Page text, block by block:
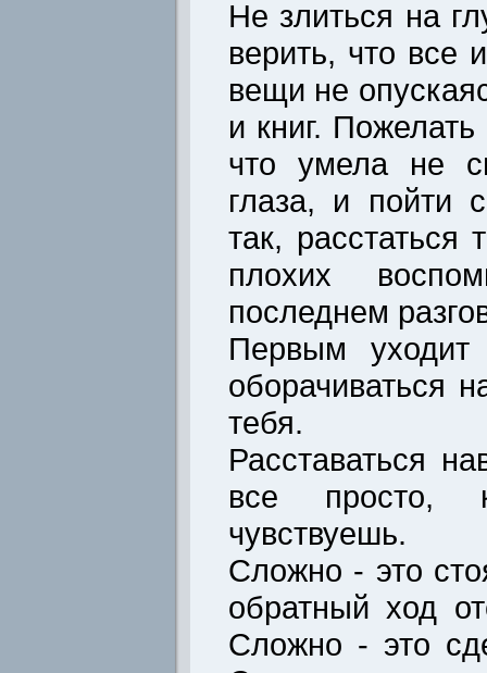
Не злиться на
верить, что все
вещи не
и книг.
что умела не
глаза, и пойти
так,
плохих
последнем
Первым
оборачиваться
тебя.
Расставаться
все просто,
чувствуешь.
Сложно - это
обратный ход
Сложно - это